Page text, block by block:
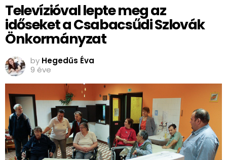
Televízióval lepte meg az
időseket a Csabacsűdi Szlovák
Önkormányzat
by Hegedűs Éva
9 éve